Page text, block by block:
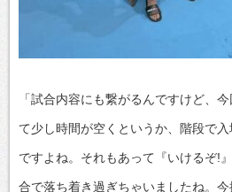
「試合内容にも繋がるんですけど、
て少し時間が空くというか、階段で
ですよね。それもあって『いけるぞ!
合で落ち着き過ぎちゃいましたね。